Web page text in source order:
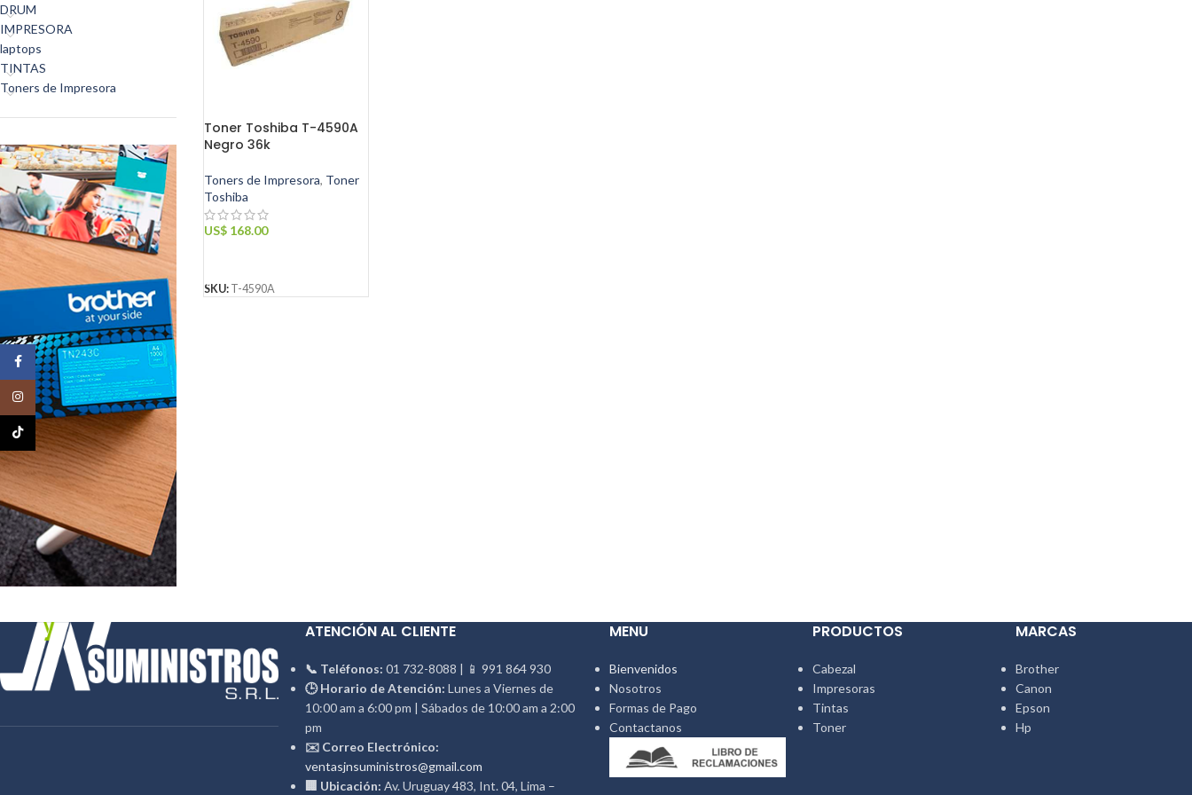
DRUM
IMPRESORA
laptops
TINTAS
Toners de Impresora
Toner Toshiba T-4590A
Negro 36k
Toners de Impresora, Toner
Toshiba
US$ 168.00
SKU: T-4590A
ATENCIÓN AL CLIENTE
📞 Teléfonos: 01 732-8088 | 📱 991 864 930
🕒 Horario de Atención: Lunes a Viernes de
10:00 am a 6:00 pm | Sábados de 10:00 am a 2:00
pm
✉️ Correo Electrónico:
ventasjnsuministros@gmail.com
🏢 Ubicación: Av. Uruguay 483, Int. 04, Lima –
MENU
Bienvenidos
Nosotros
Formas de Pago
Contactanos
PRODUCTOS
Cabezal
Impresoras
Tintas
Toner
MARCAS
Brother
Canon
Epson
Hp
Facebook
Instagram
TikTok